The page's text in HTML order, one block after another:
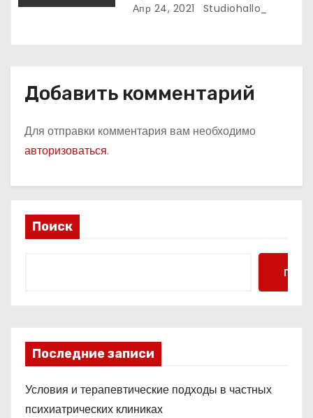
эстрады и победительница
Апр 24, 2021 Studiohallo_
Добавить комментарий
Для отправки комментария вам необходимо
авторизоваться.
Поиск
Поиск
Последние записи
Условия и терапевтические подходы в частных
психиатрических клиниках